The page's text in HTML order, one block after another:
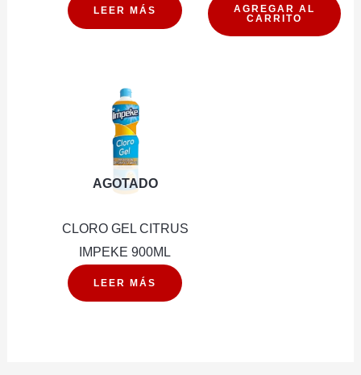
LEER MÁS
1LT
AGREGAR AL
CARRITO
AGOTADO
CLORO GEL CITRUS
IMPEKE 900ML
LEER MÁS